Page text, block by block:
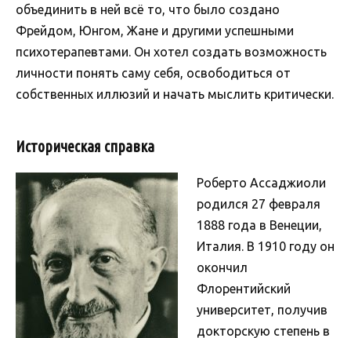
объединить в ней всё то, что было создано
Фрейдом, Юнгом, Жане и другими успешными
психотерапевтами. Он хотел создать возможность
личности понять саму себя, освободиться от
собственных иллюзий и начать мыслить критически.
Историческая справка
Роберто Ассаджиоли
родился 27 февраля
1888 года в Венеции,
Италия. В 1910 году он
окончил
Флорентийский
университет, получив
докторскую степень в